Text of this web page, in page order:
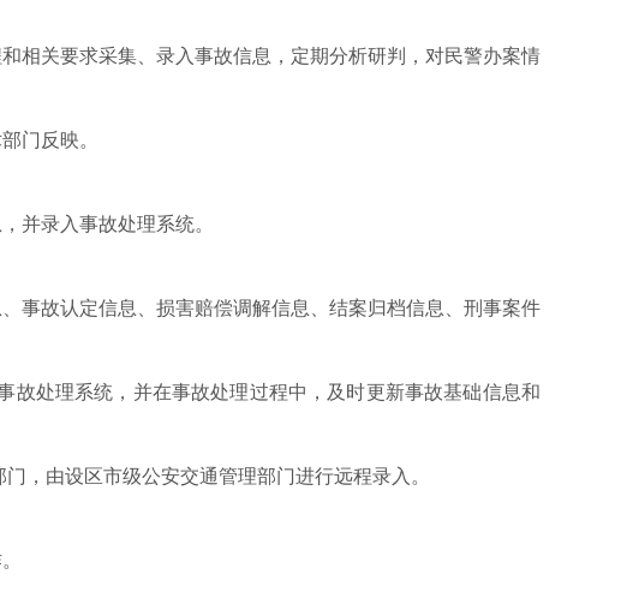
相关要求采集、录入事故信息，定期分析研判，对民警办案情
门反映。
并录入事故处理系统。
事故认定信息、损害赔偿调解信息、结案归档信息、刑事案件
处理系统，并在事故处理过程中，及时更新事故基础信息和
，由设区市级公安交通管理部门进行远程录入。